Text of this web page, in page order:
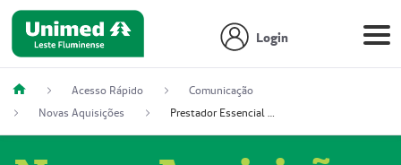
Login
Acesso Rápido
Comunicação
Novas Aquisições
Prestador Essencial Gestão em Saúde Ereli (51004354-7)